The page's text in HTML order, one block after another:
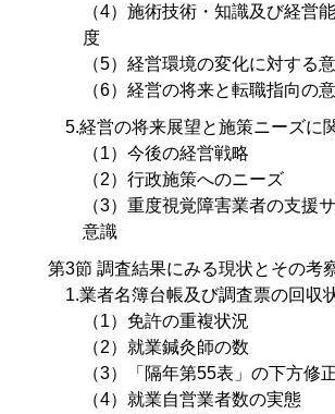
（4）施術技術・知識及び経営
度
（5）経営環境の変化に対する
（6）経営の将来と転職指向の
5.経営の将来展望と施策ニーズに
（1）今後の経営戦略
（2）行政施策へのニーズ
（3）重度視覚障害業者の支援
意識
第3節 調査結果にみる現状とその考
1.業者名簿台帳及び調査票の回収
（1）免許の重複状況
（2）就業鍼灸師の数
（3）「隔年第55表」の下方修
（4）就業自営業者数の実態